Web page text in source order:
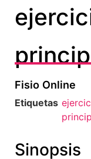
Fisio Online
Etiquetas
Sinopsis